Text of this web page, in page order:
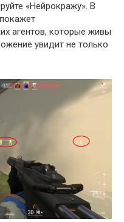
«Нейрокражу». В
агентов, которые живы
увидит не только